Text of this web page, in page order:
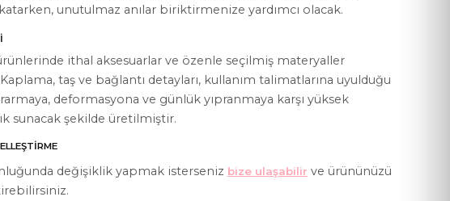
Gizlilik Politikası
Çerez Politikası
unutulmaz anılar biriktirmenize yardımcı olacak.
ithal aksesuarlar ve özenle seçilmiş materyaller
Kaplama, taş ve bağlantı detayları, kullanım talimatlarına uyulduğu
deformasyona ve günlük yıpranmaya karşı yüksek
sunacak şekilde üretilmiştir.
değişiklik yapmak isterseniz bize ulaşabilir ve ürününüzü